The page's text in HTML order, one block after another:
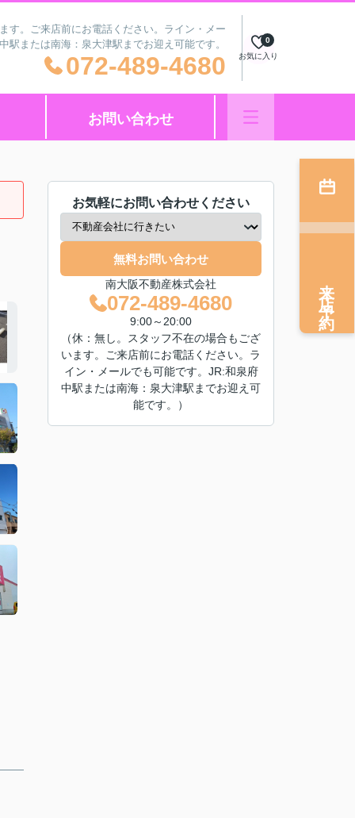
。ご来店前にお電話ください。ライン・メー
駅または南海：泉大津駅までお迎え可能です。
072-489-4680 お気に入り
0
お問い合わせ
お気軽にお問い合わせください
無料お問い合わせ
南大阪不動産株式会社
072-489-4680
9:00～20:00
（休：無し。スタッフ不在の場合もござ
います。ご来店前にお電話ください。ラ
イン・メールでも可能です。JR:和泉府
中駅または南海：泉大津駅までお迎え可
能です。）
来店予約